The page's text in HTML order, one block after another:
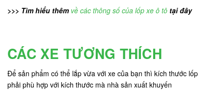
>>> Tìm hiểu thêm về các thông số của lốp xe ô tô tại đây
CÁC XE TƯƠNG THÍCH
Để sản phẩm có thể lắp vừa với xe của bạn thì kích thước lốp
phải phù hợp với kích thước mà nhà sản xuất khuyến